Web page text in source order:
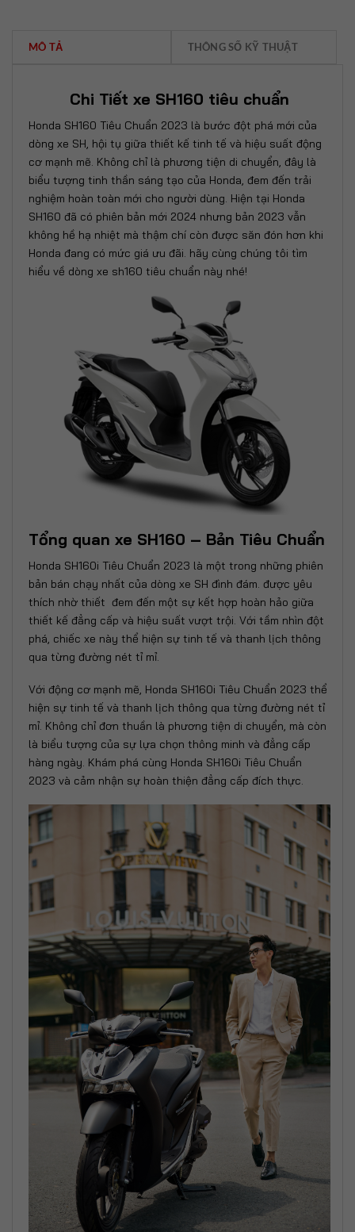
MÔ TẢ THÔNG SỐ KỸ THUẬT
Chi Tiết xe SH160 tiêu chuẩn
Honda SH160 Tiêu Chuẩn 2023 là bước đột phá mới của
dòng xe SH, hội tụ giữa thiết kế tinh tế và hiệu suất động
cơ mạnh mẽ. Không chỉ là phương tiện di chuyển, đây là
biểu tượng tinh thần sáng tạo của Honda, đem đến trải
nghiệm hoàn toàn mới cho người dùng. Hiện tại Honda
SH160 đã có phiên bản mới 2024 nhưng bản 2023 vẫn
không hề hạ nhiệt mà thậm chí còn được săn đón hơn khi
Honda đang có mức giá ưu đãi. hãy cùng chúng tôi tìm
hiểu về dòng xe sh160 tiêu chuẩn này nhé!
Tổng quan xe SH160 – Bản Tiêu Chuẩn
Honda SH160i Tiêu Chuẩn 2023 là một trong những phiên
bản bán chạy nhất của dòng xe SH đình đám. được yêu
thích nhờ thiết đem đến một sự kết hợp hoàn hảo giữa
thiết kế đẳng cấp và hiệu suất vượt trội. Với tầm nhìn đột
phá, chiếc xe này thể hiện sự tinh tế và thanh lịch thông
qua từng đường nét tỉ mỉ.
Với động cơ mạnh mẽ, Honda SH160i Tiêu Chuẩn 2023 thể
hiện sự tinh tế và thanh lịch thông qua từng đường nét tỉ
mỉ. Không chỉ đơn thuần là phương tiện di chuyển, mà còn
là biểu tượng của sự lựa chọn thông minh và đẳng cấp
hàng ngày. Khám phá cùng Honda SH160i Tiêu Chuẩn
2023 và cảm nhận sự hoàn thiện đẳng cấp đích thực.